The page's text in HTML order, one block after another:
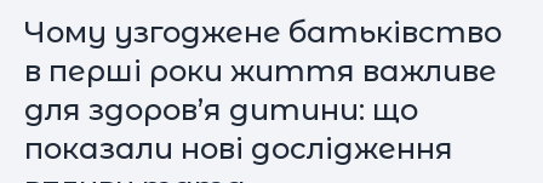
Чому узгоджене батьківство
в перші роки життя важливе
для здоров’я дитини: що
показали нові дослідження